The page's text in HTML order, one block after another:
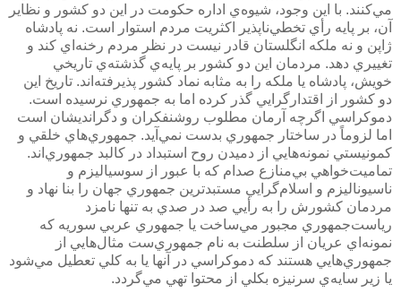
مي‌كنند. با اين وجود، شيوه‌ي اداره حكومت در اين دو كشور و نظاير
آن، بر پايه رأي تخطي‌ناپذير اكثريت مردم استوار است. نه پادشاه
ژاپن و نه ملكه انگلستان قادر نيست در نظر مردم رخنه‌اي كند و
تغييري دهد. مردمان اين دو كشور بر پايه‌ي گذشته‌ي تاريخي
خويش، پادشاه يا ملكه را به مثابه نماد كشور پذيرفته‌اند. تاريخ اين
دو كشور از اقتدارگرايي گذر كرده اما به جمهوري نرسيده است.
دموكراسي اگرچه آرمان مطلوب روشنفكران و دگرانديشان است
اما لزوماً در ساختار جمهوري بدست نمي‌آيد. جمهوري‌هاي خلقي و
كمونيستي نمونه‌هايي از دميدن روح استبداد در كالبد جمهوري‌اند.
تماميت‌خواهي بي‌منازع صدام كه با عبور از سوسياليزم و
ناسيوناليزم و اسلام‌گرايي مستبدترين جمهوري جهان را بنا نهاد و
مردمان كشورش را به رأيي صد در صدي به تنها نامزد
رياست‌جمهوري مجبور مي‌ساخت يا جمهوري عربي سوريه كه
نمونه‌اي عريان از سلطنت به نام جمهوري‌ست مثال‌هايي از
جمهوري‌هايي هستند كه دموكراسي در آنها يا به كلي تعطيل مي‌شود
يا زير سايه‌ي سرنيزه بكلي از محتوا تهي مي‌گردد.